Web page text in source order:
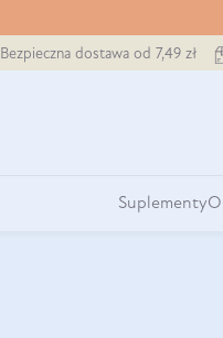
Bezpieczna dostawa od 7,49 zł
Suplementy